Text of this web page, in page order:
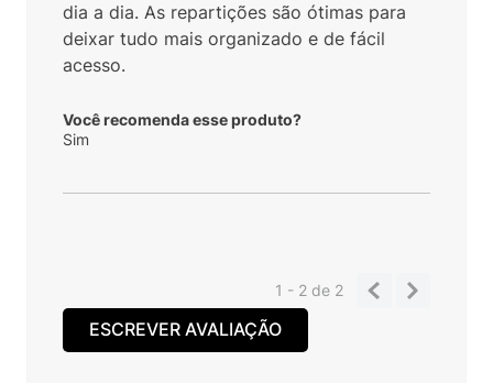
dia a dia. As repartições são ótimas para
deixar tudo mais organizado e de fácil
acesso.
Você recomenda esse produto?
Sim
1 - 2de 2
ESCREVER AVALIAÇÃO